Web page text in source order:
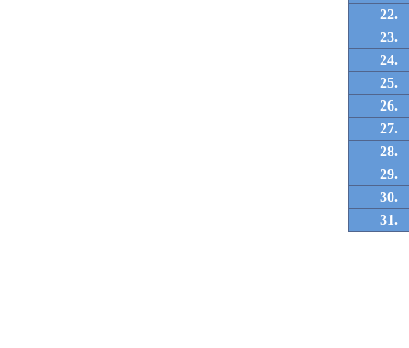
22.
23.
24.
25.
26.
27.
28.
29.
30.
31.